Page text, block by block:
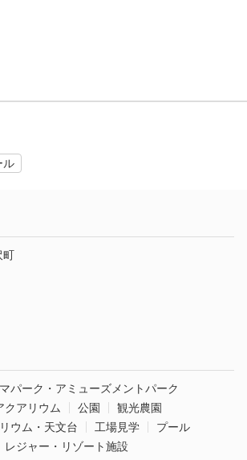
ル
町
パーク・アミューズメントパーク
クアリウム 公園
観光農園
ウム・天文台 工場見学
プール
レジャー・リゾート施設